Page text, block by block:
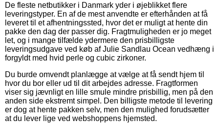
De fleste netbutikker i Danmark yder i øjeblikket flere
leveringstyper. En af de mest anvendte er efterhånden at få
leveret til et afhentningssted, hvor det er muligt at hente din
pakke den dag der passer dig. Fragtmuligheden er jo meget
let, og i mange tilfælde ydermere den prisbilligste
leveringsudgave ved køb af Julie Sandlau Ocean vedhæng i
forgyldt med hvid perle og cubic zirkoner.
Du burde omvendt planlægge at vælge at få sendt hjem til
hvor du bor eller ud til dit arbejdes adresse. Fragtformen
viser sig jævnligt en lille smule mindre prisbillig, men på den
anden side ekstremt simpel. Den billigste metode til levering
er dog at hente pakken selv, men den mulighed forudsætter
at du lever lige ved webshoppens hjemsted.